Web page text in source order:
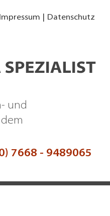
Impressum Datenschutz
und
7668 - 9489065